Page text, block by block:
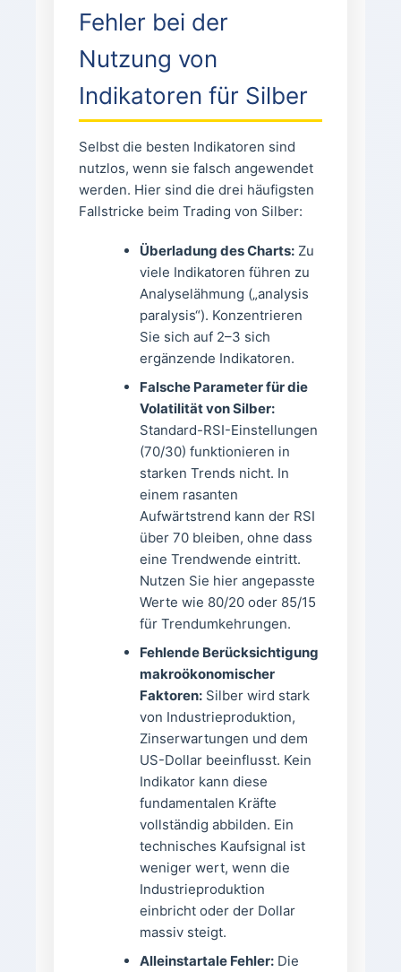
Fehler bei der
Nutzung von
Indikatoren für Silber
Selbst die besten Indikatoren sind
nutzlos, wenn sie falsch angewendet
werden. Hier sind die drei häufigsten
Fallstricke beim Trading von Silber:
Überladung des Charts: Zu
viele Indikatoren führen zu
Analyselähmung („analysis
paralysis“). Konzentrieren
Sie sich auf 2–3 sich
ergänzende Indikatoren.
Falsche Parameter für die
Volatilität von Silber:
Standard-RSI-Einstellungen
(70/30) funktionieren in
starken Trends nicht. In
einem rasanten
Aufwärtstrend kann der RSI
über 70 bleiben, ohne dass
eine Trendwende eintritt.
Nutzen Sie hier angepasste
Werte wie 80/20 oder 85/15
für Trendumkehrungen.
Fehlende Berücksichtigung
makroökonomischer
Faktoren: Silber wird stark
von Industrieproduktion,
Zinserwartungen und dem
US-Dollar beeinflusst. Kein
Indikator kann diese
fundamentalen Kräfte
vollständig abbilden. Ein
technisches Kaufsignal ist
weniger wert, wenn die
Industrieproduktion
einbricht oder der Dollar
massiv steigt.
Alleinstartale Fehler: Die